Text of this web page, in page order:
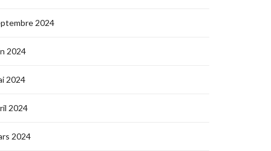
2024
2024
2024
2024
2024